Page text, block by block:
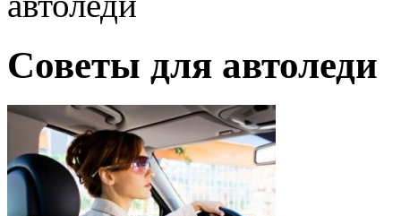
Советы для автоледи